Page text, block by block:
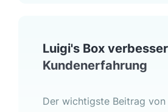
Luigi's Box
Kundenerfahrung
Der wichtigste Beitrag von